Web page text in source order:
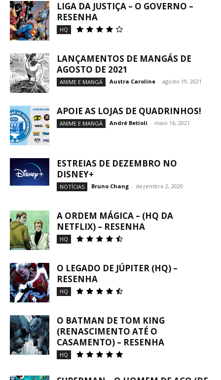
LIGA DA JUSTIÇA – O GOVERNO –
RESENHA
HQ
LANÇAMENTOS DE MANGÁS DE
AGOSTO DE 2021
ANIME E MANGÁ Austra Caroline - agosto 19, 2021
APOIE AS LOJAS DE QUADRINHOS!
ANIME E MANGÁ André Betioli - maio 16, 2021
ESTREIAS DE DEZEMBRO NO
DISNEY+
NOTÍCIAS Bruno Chang - dezembro 2, 2020
A ORDEM MÁGICA – (HQ DA
NETFLIX) – RESENHA
HQ
O LEGADO DE JÚPITER (HQ) –
RESENHA
HQ
O BATMAN DE TOM KING
(RENASCIMENTO ATÉ O
CASAMENTO) – RESENHA
HQ